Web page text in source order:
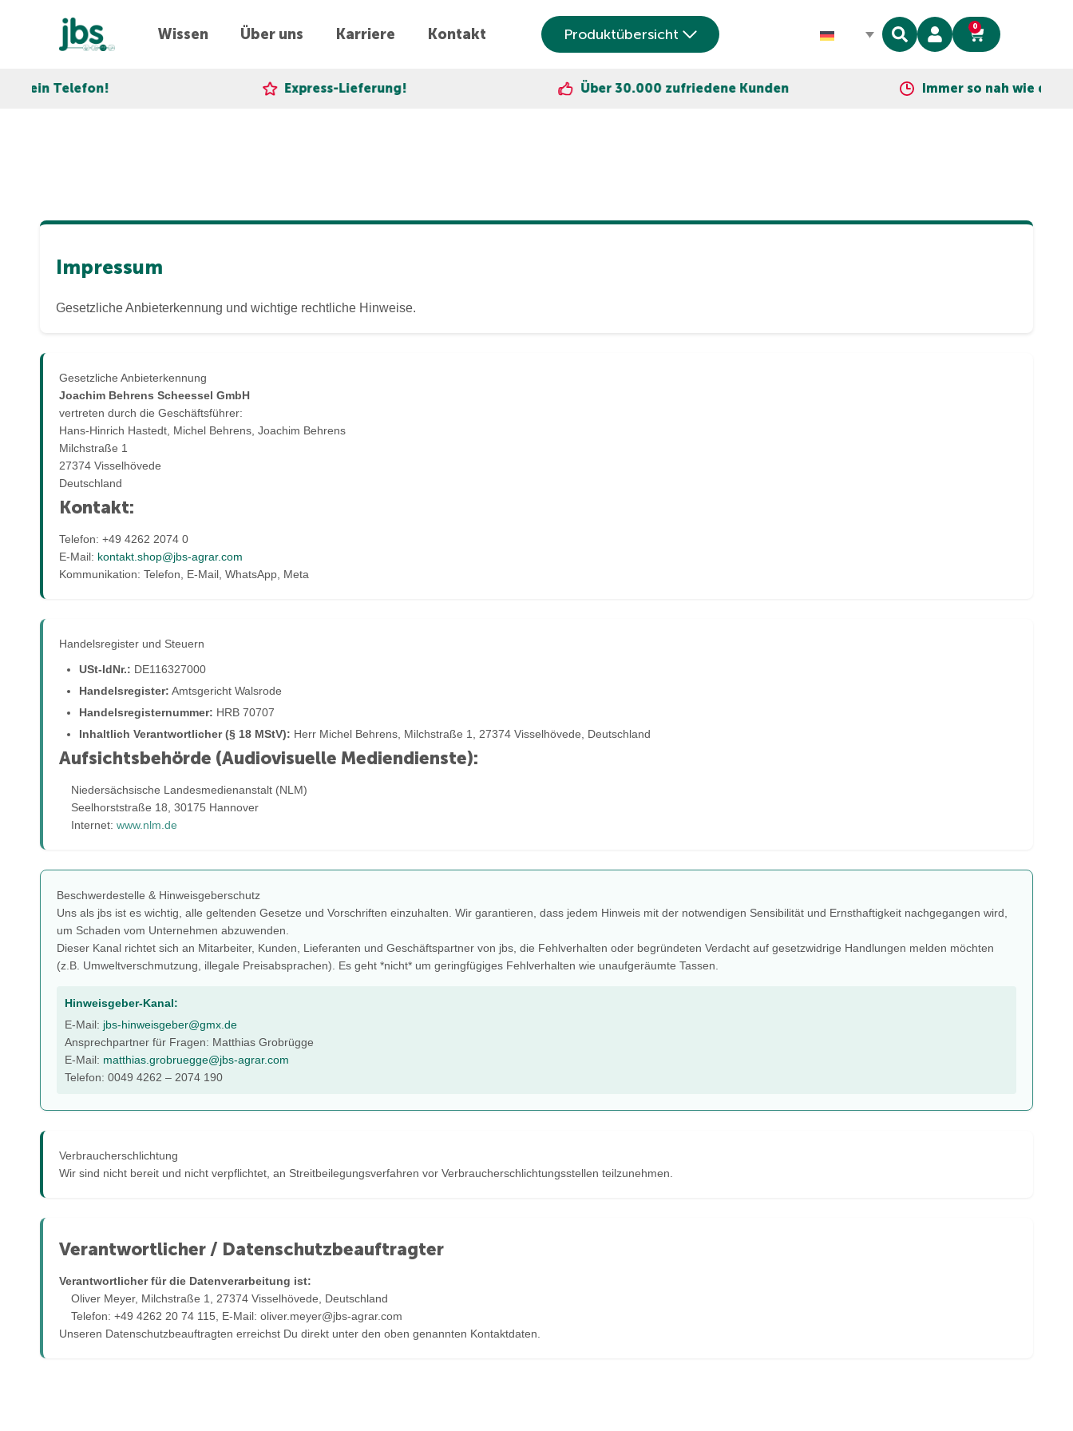
Wissen Über uns Karriere Kontakt Produktübersicht 0
Telefon! Express-Lieferung! Über 30.000 zufriedene Kunden Immer so nah wie dein
Impressum
Gesetzliche Anbieterkennung und wichtige rechtliche Hinweise.
Gesetzliche Anbieterkennung
Joachim Behrens Scheessel GmbH
vertreten durch die Geschäftsführer:
Hans-Hinrich Hastedt, Michel Behrens, Joachim Behrens
Milchstraße 1
27374 Visselhövede
Deutschland
Kontakt:
Telefon: +49 4262 2074 0
E-Mail: kontakt.shop@jbs-agrar.com
Kommunikation: Telefon, E-Mail, WhatsApp, Meta
Handelsregister und Steuern
USt-IdNr.: DE116327000
Handelsregister: Amtsgericht Walsrode
Handelsregisternummer: HRB 70707
Inhaltlich Verantwortlicher (§ 18 MStV): Herr Michel Behrens, Milchstraße 1, 27374 Visselhövede, Deutschland
Aufsichtsbehörde (Audiovisuelle Mediendienste):
Niedersächsische Landesmedienanstalt (NLM)
Seelhorststraße 18, 30175 Hannover
Internet: www.nlm.de
Beschwerdestelle & Hinweisgeberschutz
Uns als jbs ist es wichtig, alle geltenden Gesetze und Vorschriften einzuhalten. Wir garantieren, dass jedem Hinweis mit der notwendigen Sensibilität und Ernsthaftigkeit nachgegangen wird,
um Schaden vom Unternehmen abzuwenden.
Dieser Kanal richtet sich an Mitarbeiter, Kunden, Lieferanten und Geschäftspartner von jbs, die Fehlverhalten oder begründeten Verdacht auf gesetzwidrige Handlungen melden möchten
(z.B. Umweltverschmutzung, illegale Preisabsprachen). Es geht *nicht* um geringfügiges Fehlverhalten wie unaufgeräumte Tassen.
Hinweisgeber-Kanal:
E-Mail: jbs-hinweisgeber@gmx.de
Ansprechpartner für Fragen: Matthias Grobrügge
E-Mail: matthias.grobruegge@jbs-agrar.com
Telefon: 0049 4262 – 2074 190
Verbraucherschlichtung
Wir sind nicht bereit und nicht verpflichtet, an Streitbeilegungsverfahren vor Verbraucherschlichtungsstellen teilzunehmen.
Verantwortlicher / Datenschutzbeauftragter
Verantwortlicher für die Datenverarbeitung ist:
Oliver Meyer, Milchstraße 1, 27374 Visselhövede, Deutschland
Telefon: +49 4262 20 74 115, E-Mail: oliver.meyer@jbs-agrar.com
Unseren Datenschutzbeauftragten erreichst Du direkt unter den oben genannten Kontaktdaten.